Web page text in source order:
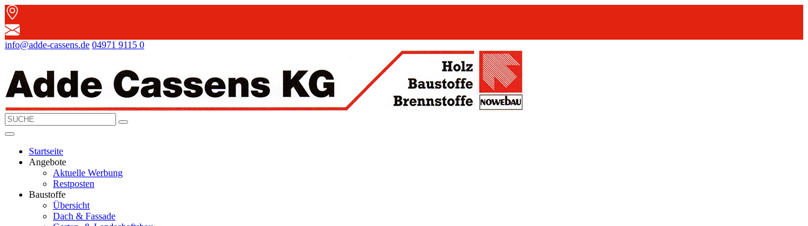
info@adde-cassens.de 04971 9115 0
Startseite
Angebote
Aktuelle Werbung
Restposten
Baustoffe
Übersicht
Dach & Fassade